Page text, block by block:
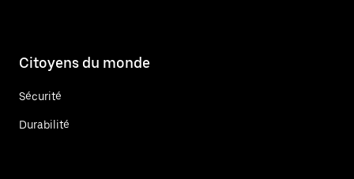
Citoyens du monde
Sécurité
Durabilité